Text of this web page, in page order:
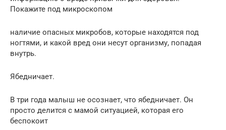
Покажите под микроскопом
наличие опасных микробов, которые находятся под
ногтями, и какой вред они несут организму, попадая
внутрь.
Ябедничает.
В три года малыш не осознает, что ябедничает. Он
просто делится с мамой ситуацией, которая его
беспокоит